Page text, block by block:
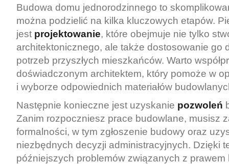
Budowa domu jednorodzinnego to
można podzielić na kilka kluczowych etapów.
jest projektowanie, które obejmuje nie tylko
architektonicznego, ale także dostosowanie go
potrzeb przyszłych mieszkańców. Warto
doświadczonym architektem, który pomoże w
i wyborze odpowiednich materiałów
Następnie konieczne jest uzyskanie pozwoleń
Zanim rozpoczniesz prace budowlane, musisz
formalności, w tym zgłoszenie budowy oraz
niezbędnych decyzji administracyjnych. Dzięki
późniejszych problemów związanych z prawem